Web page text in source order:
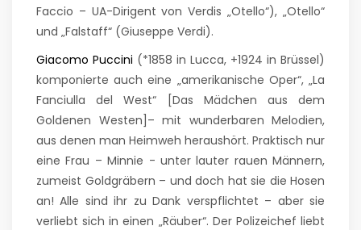
Faccio – UA-Dirigent von Verdis „Otello“), „Otello“
und „Falstaff“ (Giuseppe Verdi).
Giacomo Puccini (*1858 in Lucca, +1924 in Brüssel)
komponierte auch eine „amerikanische Oper“, „La
Fanciulla del West“ [Das Mädchen aus dem
Goldenen Westen]– mit wunderbaren Melodien,
aus denen man Heimweh heraushört. Praktisch nur
eine Frau – Minnie - unter lauter rauen Männern,
zumeist Goldgräbern – und doch hat sie die Hosen
an! Alle sind ihr zu Dank verspflichtet – aber sie
verliebt sich in einen „Räuber“. Der Polizeichef liebt